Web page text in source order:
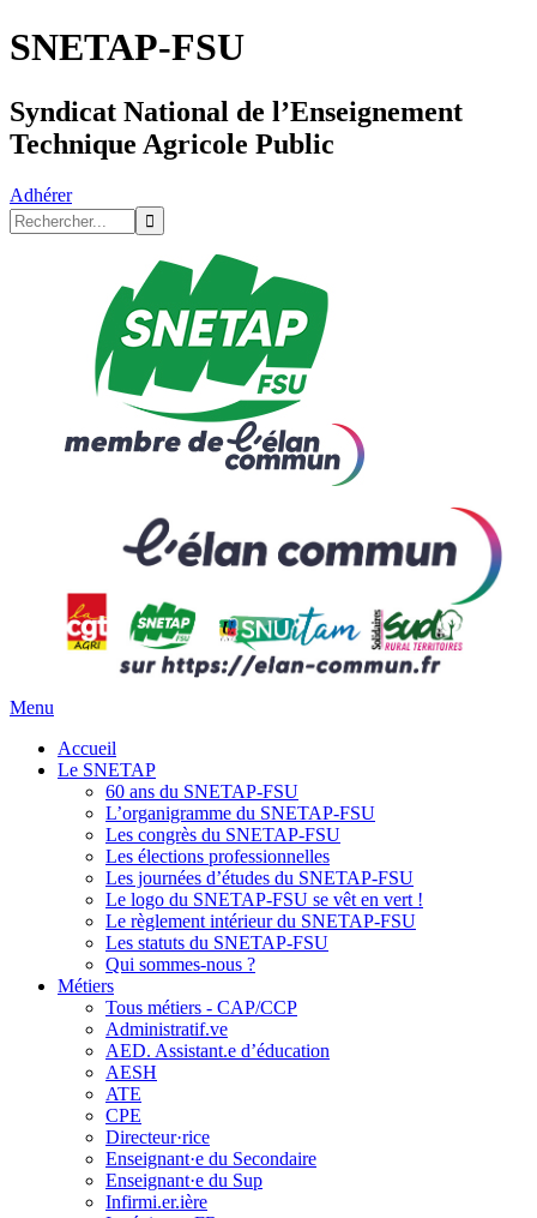
SNETAP-FSU
Syndicat National de l’Enseignement
Technique Agricole Public
Adhérer
Menu
Accueil
Le SNETAP
60 ans du SNETAP-FSU
L’organigramme du SNETAP-FSU
Les congrès du SNETAP-FSU
Les élections professionnelles
Les journées d’études du SNETAP-FSU
Le logo du SNETAP-FSU se vêt en vert !
Le règlement intérieur du SNETAP-FSU
Les statuts du SNETAP-FSU
Qui sommes-nous ?
Métiers
Tous métiers - CAP/CCP
Administratif.ve
AED. Assistant.e d’éducation
AESH
ATE
CPE
Directeur·rice
Enseignant·e du Secondaire
Enseignant·e du Sup
Infirmi.er.ière